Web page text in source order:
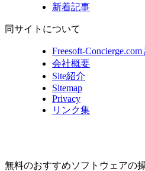
新着記事
同サイトについて
Freesoft-
会社概要
Site紹介
Sitemap
Privacy
リンク集
無料のおすすめソフトウェアの